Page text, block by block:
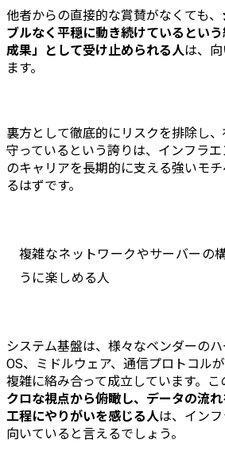
他者からの直接的な賞賛がなくても、
ブルなく平穏に動き続けているとい
成果」として受け止められる人は、
ます。
裏方として徹底的にリスクを排除し
守っているという誇りは、インフラ
のキャリアを長期的に支える強いモ
るはずです。
複雑なネットワークやサーバーの
うに楽しめる人
システム基盤は、様々なベンダーのハ
OS、ミドルウェア、通信プロトコル
複雑に絡み合って成立しています。こ
クロな視点から俯瞰し、データの流
工程にやりがいを感じる人は、イン
向いていると言えるでしょう。